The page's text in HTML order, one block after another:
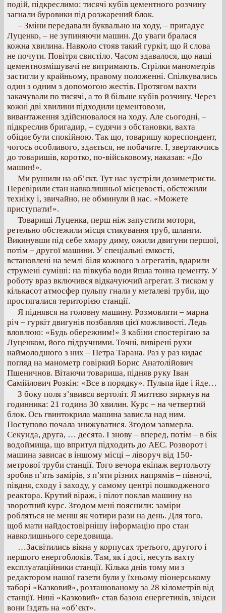
подій, підкреслимо: тисячі кубів цементного розчину
загнали буровики під розжарений блок.
– Зміни передавали буквально на ходу, – пригадує
Луценко, – не зупиняючи машин. До уваги бралася
кожна хвилина. Навколо стояв такий гуркіт, що й слова
не почути. Повітря свистіло. Часом здавалося, що наші
цементнозмішувачі не витримають. Стрілки манометрів
застигли у крайньому, правому положенні. Спілкувались
один з одним з допомогою жестів. Протягом вахти
закачували по тисячі, а то й більше кубів розчину. Через
кожні дві хвилини підходили цементовози,
вивантаження здійснювалося на ходу. Але сьогодні, –
підкреслив бригадир, – судячи з обстановки, вахта
обіцяє бути спокійною. Так що, товаришу кореспондент,
чогось особливого, здається, не побачите. І, звертаючись
до товаришів, коротко, по-військовому, наказав: «До
машин!».
Ми рушили на об’єкт. Тут нас зустріли дозиметристи.
Перевірили стан навколишньої місцевості, обстежили
техніку і, звичайно, не обминули й нас. «Можете
приступати!».
Товариші Луценка, перш ніж запустити мотори,
ретельно обстежили місця стикування труб, шланги.
Викинувши під себе хмару диму, ожили двигуни першої,
потім – другої машини. У спеціальні ємкості,
встановлені на землі біля кожного з агрегатів, вдарили
струмені суміші: на півкуба води йшла тонна цементу. У
роботу враз включився відкачуючий агрегат. З тиском у
кількасот атмосфер пульпу гнали у металеві труби, що
простягалися територією станції.
Я піднявся на головну машину. Розмовляти – марна
річ – гуркіт двигунів позбавляв цієї можливості. Ледь
вловлюю: «Будь обережним!» З кабіни спостерігаю за
Луценком, його підручними. Точні, вивірені рухи
наймолодшого з них – Петра Тарана. Раз у раз кидає
погляд на манометр говіркий Борис Анатолійович
Пшеничнов. Вітаючи товариша, підняв руку Іван
Самійлович Розкін: «Все в порядку». Пульпа йде і йде…
З боку поля з’явився вертоліт. Я миттєво зиркнув на
годинника: 21 година 30 хвилин. Курс – на четвертий
блок. Ось гвинтокрила машина зависла над ним.
Поступово почала знижуватися. Згодом завмерла.
Секунда, друга, … десята. І знову – вперед, потім – в бік
водоймища, що впритул підходить до АЕС. Розворот і
машина зависає в іншому місці – ліворуч від 150-
метрової труби станції. Того вечора екіпаж вертольоту
зробив п’ять замірів, з п’яти різних напрямів – півночі,
півдня, сходу і заходу, у самому центрі пошкодженого
реактора. Крутий віраж, і пілот поклав машину на
зворотний курс. Згодом мені пояснили: заміри
робляться не менш як чотири рази на день. Для того,
щоб мати найдостовірнішу інформацію про стан
навколишнього середовища.
…Засвітились вікна у корпусах третього, другого і
першого енергоблоків. Там, як і досі, несуть вахту
експлуатаційники станції. Кілька днів тому ми з
редактором нашої газети були у їхньому піонерському
таборі «Казковий», розташованому за 28 кілометрів від
станції. Нині «Казковий» став базою енергетиків, звідси
вони їздять на «об’єкт».